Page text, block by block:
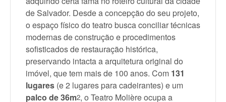
de Salvador. Desde a concepção do seu projeto,
o espaço físico do teatro busca conciliar técnicas
modernas de construção e procedimentos
sofisticados de restauração histórica,
preservando intacta a arquitetura original do
imóvel, que tem mais de 100 anos. Com 131
lugares (e 2 lugares para cadeirantes) e um
palco de 36m2, o Teatro Molière ocupa a